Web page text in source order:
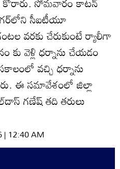
సీఐటీయూ
వరకు చేరుకుంటే ర్యాలీగా
కు వెళ్లి ధర్నాను చేయడం
వచ్చి ధర్నాను
ఈ సమావేశంలో జిల్లా
గణేష్‌ తది తరులు
| 12:40 AM